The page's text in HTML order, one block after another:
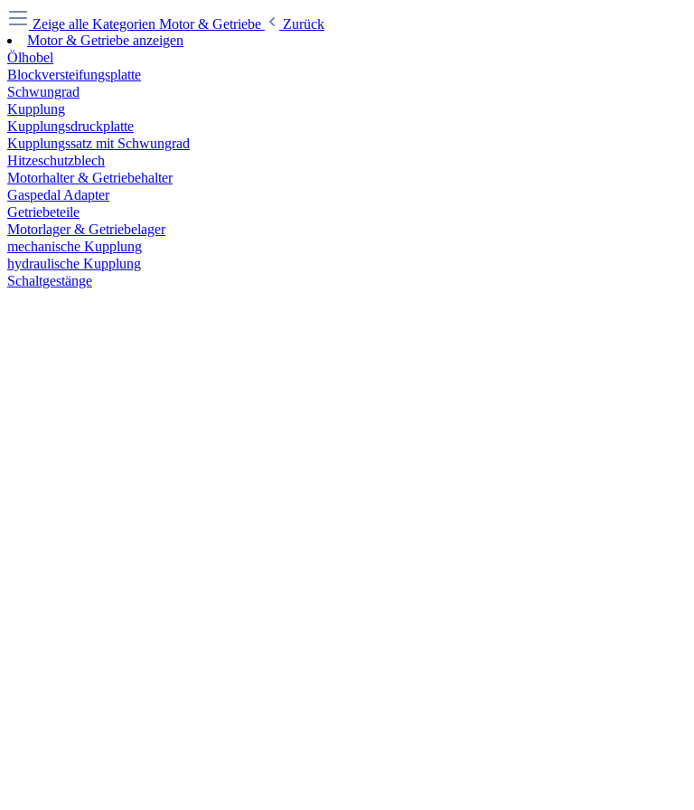
Zeige alle Kategorien Motor & Getriebe
Zurück
Motor & Getriebe anzeigen
Ölhobel
Blockversteifungsplatte
Schwungrad
Kupplung
Kupplungsdruckplatte
Kupplungssatz mit Schwungrad
Hitzeschutzblech
Motorhalter & Getriebehalter
Gaspedal Adapter
Getriebeteile
Motorlager & Getriebelager
mechanische Kupplung
hydraulische Kupplung
Schaltgestänge